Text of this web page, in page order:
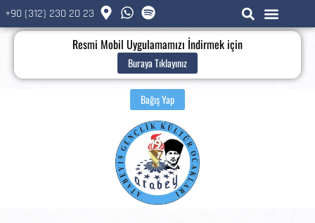
+90 (312) 230 20 23
Resmi Mobil Uygulamamızı İndirmek için
Buraya Tıklayınız
Bağış Yap